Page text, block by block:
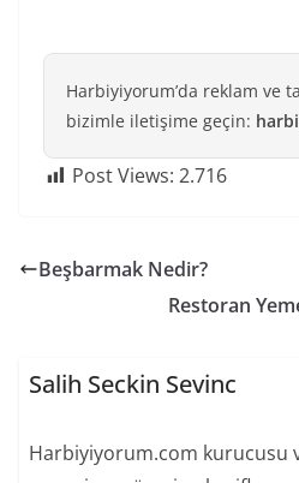
Harbiyiyorum’da reklam ve
bizimle iletişime geçin:
Post Views: 2.716
Beşbarmak Nedir?
Restoran
Salih Seckin Sevinc
Harbiyiyorum.com kurucusu